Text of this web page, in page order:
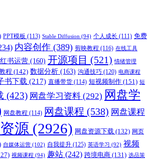
PPT模板 (113) Stable Diffusion (94) 个人成长 (111) 免费
内容创作 (389) 剪映教程 (116) 在线工具
书运营 (160) 开源项目 (521) 情绪管理
程 (142) 数据分析 (163) 沟通技巧 (120) 电商课程
书下载 (217) 直播带货 (114) 短视频制作 (151) 短
(423) 网盘学习资料 (292) 网盘学
网盘教程 (114) 网盘课程 (538) 网盘课程
源 (2926) 网盘资源下载 (132) 网页
自媒体运营 (102) 自我提升 (125) 英语学习 (92) 视频
视频课程 (94) 趣站 (242) 跨境电商 (131) 选品策